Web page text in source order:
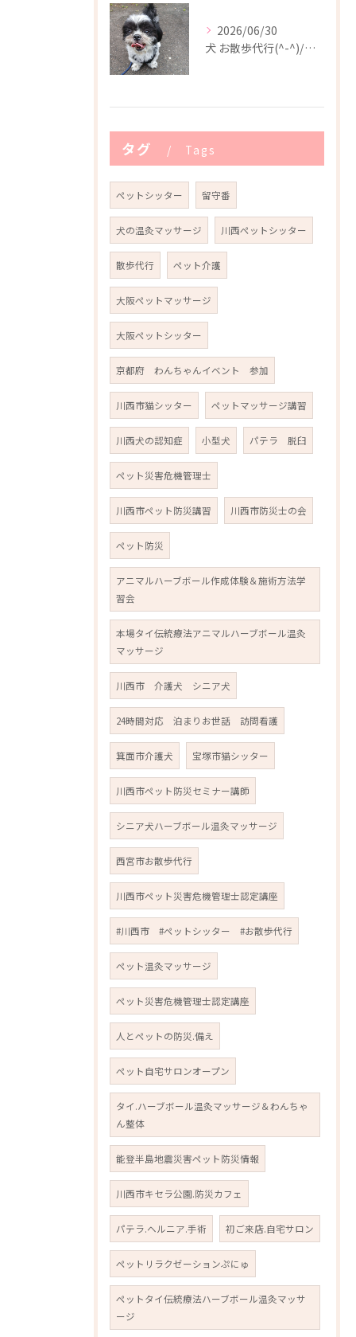
2026/06/30
犬 お散歩代行(^-^)/川西市
タグ Tags
ペットシッター 留守番
犬の温灸マッサージ 川西ペットシッター
散歩代行 ペット介護
大阪ペットマッサージ
大阪ペットシッター
京都府 わんちゃんイベント 参加
川西市猫シッター ペットマッサージ講習
川西犬の認知症 小型犬 パテラ 脱臼
ペット災害危機管理士
川西市ペット防災講習 川西市防災士の会
ペット防災
アニマルハーブボール作成体験＆施術方法学
習会
本場タイ伝統療法アニマルハーブボール温灸
マッサージ
川西市 介護犬 シニア犬
24時間対応 泊まりお世話 訪問看護
箕面市介護犬 宝塚市猫シッター
川西市ペット防災セミナー講師
シニア犬ハーブボール温灸マッサージ
西宮市お散歩代行
川西市ペット災害危機管理士認定講座
#川西市 #ペットシッター #お散歩代行
ペット温灸マッサージ
ペット災害危機管理士認定講座
人とペットの防災.備え
ペット自宅サロンオープン
タイ.ハーブボール温灸マッサージ＆わんちゃ
ん整体
能登半島地震災害ペット防災情報
川西市キセラ公園.防災カフェ
パテラ.ヘルニア.手術 初ご来店.自宅サロン
ペットリラクゼーションぷにゅ
ペットタイ伝統療法ハーブボール温灸マッサ
ージ